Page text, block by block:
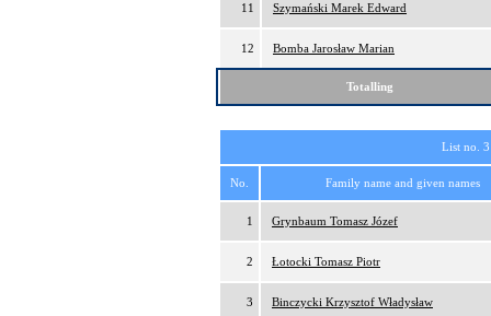
11 Szymański Marek Edward
12 Bomba Jarosław Marian
Totalling
List no.
No. Family name and given names
1 Grynbaum Tomasz Józef
2 Łotocki Tomasz Piotr
3 Binczycki Krzysztof Władysław